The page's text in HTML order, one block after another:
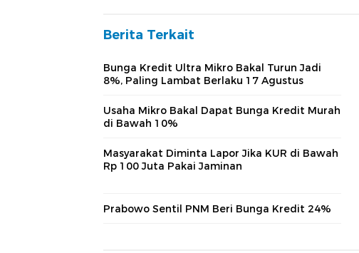
Berita Terkait
Bunga Kredit Ultra Mikro Bakal Turun Jadi
8%, Paling Lambat Berlaku 17 Agustus
Usaha Mikro Bakal Dapat Bunga Kredit Murah
di Bawah 10%
Masyarakat Diminta Lapor Jika KUR di Bawah
Rp 100 Juta Pakai Jaminan
Prabowo Sentil PNM Beri Bunga Kredit 24%